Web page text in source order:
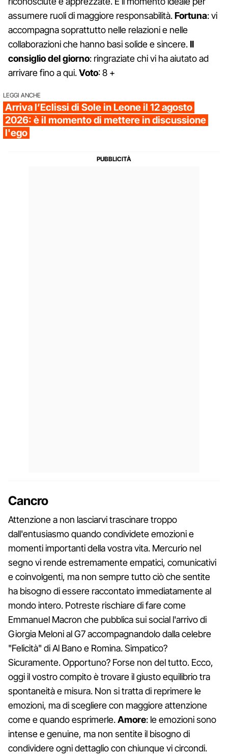
assumere ruoli di maggiore responsabilità.Fortuna: vi
accompagna soprattutto nelle relazioni e nelle
collaborazioni che hanno basi solide e sincere.Il
consiglio del giorno: ringraziate chi vi ha aiutato ad
arrivare fino a qui.Voto: 8 +
LEGGI ANCHE
Arriva l’Eclissi di Sole in Leone il 12 agosto
2026: è il momento di mettere in discussione
l'ego
Cancro
Attenzione a non lasciarvi trascinare troppo
dall'entusiasmo quando condividete emozioni e
momenti importanti della vostra vita. Mercurio nel
segno vi rende estremamente empatici, comunicativi
e coinvolgenti, ma non sempre tutto ciò che sentite
ha bisogno di essere raccontato immediatamente al
mondo intero. Potreste rischiare di fare come
Emmanuel Macron che pubblica sui social l'arrivo di
Giorgia Meloni al G7 accompagnandolo dalla celebre
"Felicità" di Al Bano e Romina. Simpatico?
Sicuramente. Opportuno? Forse non del tutto. Ecco,
oggi il vostro compito è trovare il giusto equilibrio tra
spontaneità e misura. Non si tratta di reprimere le
emozioni, ma di scegliere con maggiore attenzione
come e quando esprimerle.Amore: le emozioni sono
intense e genuine, ma non sentite il bisogno di
condividere ogni dettaglio con chiunque vi circondi.